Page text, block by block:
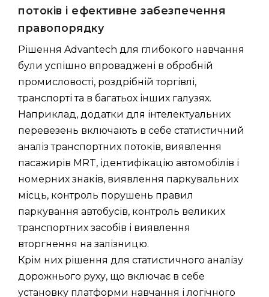
потоків і ефективне забезпечення
правопорядку
Рішення Advantech для глибокого навчання
були успішно впроваджені в обробній
промисловості, роздрібній торгівлі,
транспорті та в багатьох інших галузях.
Наприклад, додатки для інтелектуальних
перевезень включають в себе статистичний
аналіз транспортних потоків, виявлення
пасажирів MRT, ідентифікацію автомобілів і
номерних знаків, виявлення паркувальних
місць, контроль порушень правил
паркування автобусів, контроль великих
транспортних засобів і виявлення
вторгнення на залізницю.
Крім них рішення для статистичного аналізу
дорожнього руху, що включає в себе
установку платформи навчання і логічного